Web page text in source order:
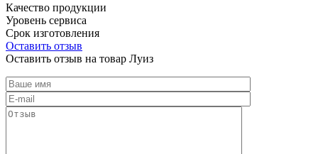
Качество продукции
Уровень сервиса
Срок изготовления
Оставить отзыв
Оставить отзыв на товар Луиз